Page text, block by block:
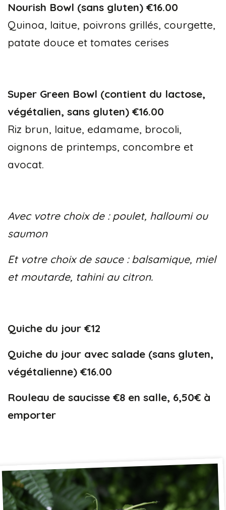
Nourish Bowl (sans gluten) €16.00
Quinoa, laitue, poivrons grillés, courgette,
patate douce et tomates cerises
Super Green Bowl (contient du lactose,
végétalien, sans gluten) €16.00
Riz brun, laitue, edamame, brocoli,
oignons de printemps, concombre et
avocat.
Avec votre choix de : poulet, halloumi ou
saumon
Et votre choix de sauce : balsamique, miel
et moutarde, tahini au citron.
Quiche du jour €12
Quiche du jour avec salade (sans gluten,
végétalienne) €16.00
Rouleau de saucisse €8 en salle, 6,50€ à
emporter